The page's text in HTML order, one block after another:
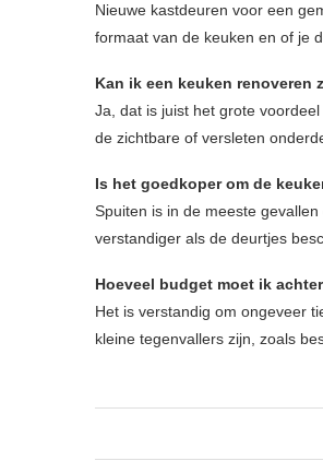
Nieuwe kastdeuren voor een
formaat van de keuken en of je
Kan ik een keuken renoveren
Ja, dat is juist het grote
de zichtbare of versleten
Is het goedkoper om de
Spuiten is in de meeste
verstandiger als de deurtjes
Hoeveel budget moet ik
Het is verstandig om ongeveer
kleine tegenvallers zijn, zoals